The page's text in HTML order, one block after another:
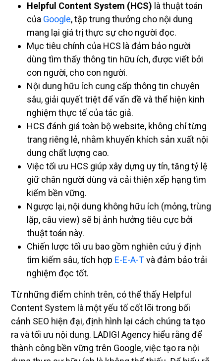
Helpful Content System (HCS) là thuật toán
của Google, tập trung thưởng cho nội dung
mang lại giá trị thực sự cho người đọc.
Mục tiêu chính của HCS là đảm bảo người
dùng tìm thấy thông tin hữu ích, được viết bởi
con người, cho con người.
Nội dung hữu ích cung cấp thông tin chuyên
sâu, giải quyết triệt để vấn đề và thể hiện kinh
nghiệm thực tế của tác giả.
HCS đánh giá toàn bộ website, không chỉ từng
trang riêng lẻ, nhằm khuyến khích sản xuất nội
dung chất lượng cao.
Việc tối ưu HCS giúp xây dựng uy tín, tăng tỷ lệ
giữ chân người dùng và cải thiện xếp hạng tìm
kiếm bền vững.
Ngược lại, nội dung không hữu ích (mỏng, trùng
lặp, câu view) sẽ bị ảnh hưởng tiêu cực bởi
thuật toán này.
Chiến lược tối ưu bao gồm nghiên cứu ý định
tìm kiếm sâu, tích hợp E-E-A-Tvà đảm bảo trải
nghiệm đọc tốt.
Từ những điểm chính trên, có thể thấy Helpful
Content System là một yếu tố cốt lõi trong bối
cảnh SEO hiện đại, định hình lại cách chúng ta tạo
ra và tối ưu nội dung. LADIGI Agency hiểu rằng để
thành công bền vững trên Google, việc tạo ra nội